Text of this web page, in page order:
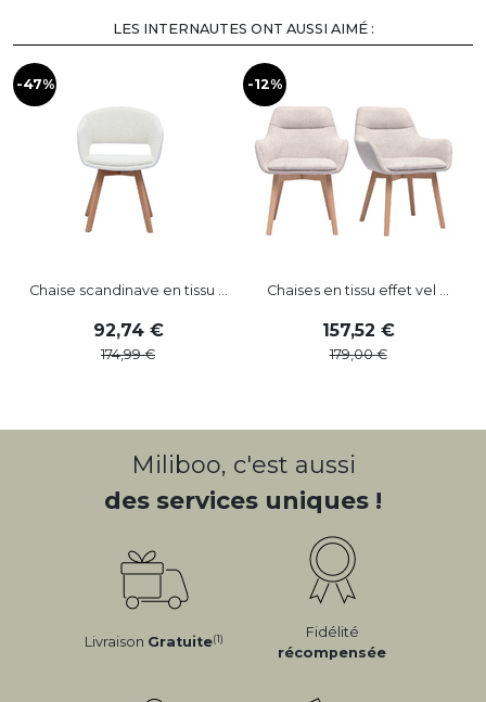
LES INTERNAUTES ONT AUSSI AIMÉ :
-47%
Chaise scandinave en tissu ...
92,74
174,99
-12%
Chaises en tissu effet vel ...
157,52
179,00
Miliboo, c'est aussi
des services uniques !
Livraison Gratuite(1)
Fidélité
récompensée